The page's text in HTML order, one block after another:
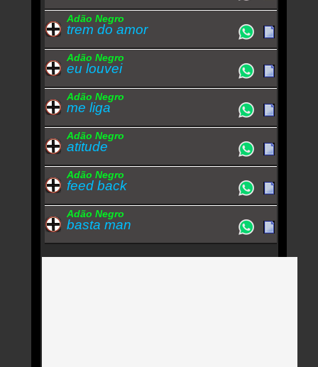
Adão Negro
trem do amor
Adão Negro
eu louvei
Adão Negro
me liga
Adão Negro
atitude
Adão Negro
feed back
Adão Negro
basta man